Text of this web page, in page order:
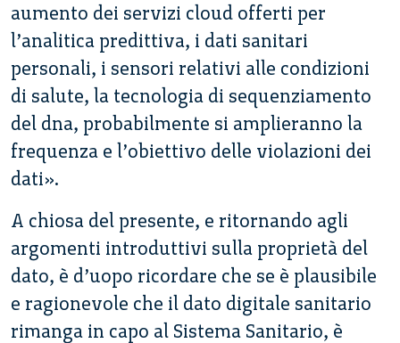
aumento dei servizi cloud offerti per
l’analitica predittiva, i dati sanitari
personali, i sensori relativi alle condizioni
di salute, la tecnologia di sequenziamento
del dna, probabilmente si amplieranno la
frequenza e l’obiettivo delle violazioni dei
dati».
A chiosa del presente, e ritornando agli
argomenti introduttivi sulla proprietà del
dato, è d’uopo ricordare che se è plausibile
e ragionevole che il dato digitale sanitario
rimanga in capo al Sistema Sanitario, è